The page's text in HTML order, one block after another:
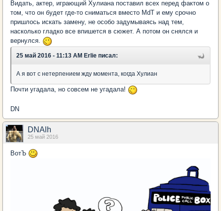
Видать, актер, играющий Хулиана поставил всех перед фактом о
том, что он будет где-то сниматься вместо MdT и ему срочно
пришлось искать замену, не особо задумываясь над тем,
насколько гладко все впишется в сюжет. А потом он снялся и
вернулся.
25 май 2016 - 11:13 AM Erlie писал:
А я вот с нетерпением жду момента, когда Хулиан
Почти угадала, но совсем не угадала!
DN
DNAlh
25 май 2016
ВотЪ